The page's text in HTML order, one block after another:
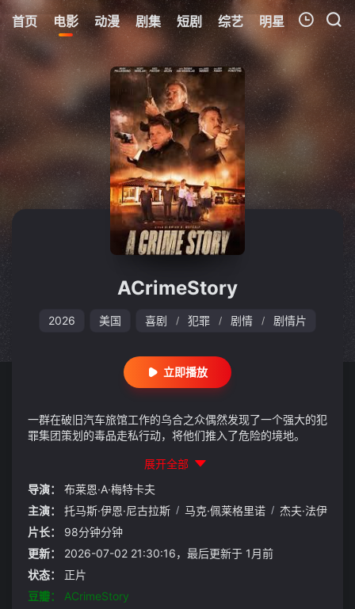
首页 电影 动漫 剧集 短剧 综艺 明星 周表
我的观影记录
暂无观看影片的记录
ACrimeStory
2026 美国 喜剧 / 犯罪 / 剧情 / 剧情片
立即播放
一群在破旧汽车旅馆工作的乌合之众偶然发现了一个强大的犯
罪集团策划的毒品走私行动，将他们推入了危险的境地。
展开全部
导演：
布莱恩·A·梅特卡夫
主演：
托马斯·伊恩·尼古拉斯 / 马克·佩莱格里诺 / 杰夫·法伊
片长：
98分钟分钟
更新：
2026-07-02 21:30:16，最后更新于 1月前
状态：
正片
豆瓣：
ACrimeStory